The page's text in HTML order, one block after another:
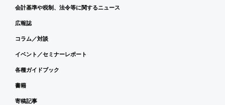
会計基準や税制、法令等に関するニュース
広報誌
コラム／対談
イベント／セミナーレポート
各種ガイドブック
書籍
寄稿記事